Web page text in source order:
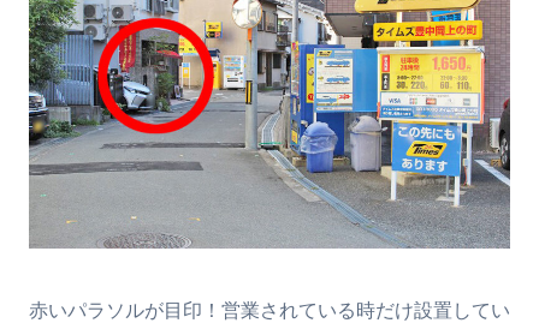
赤いパラソルが目印！営業されている時だけ設置してい